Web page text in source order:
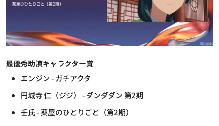
最優秀助演キャラクター賞
エンジン - ガチアクタ
円城寺 仁（ジジ） - ダンダダン 第2期
壬氏 - 薬屋のひとりごと（第2期）